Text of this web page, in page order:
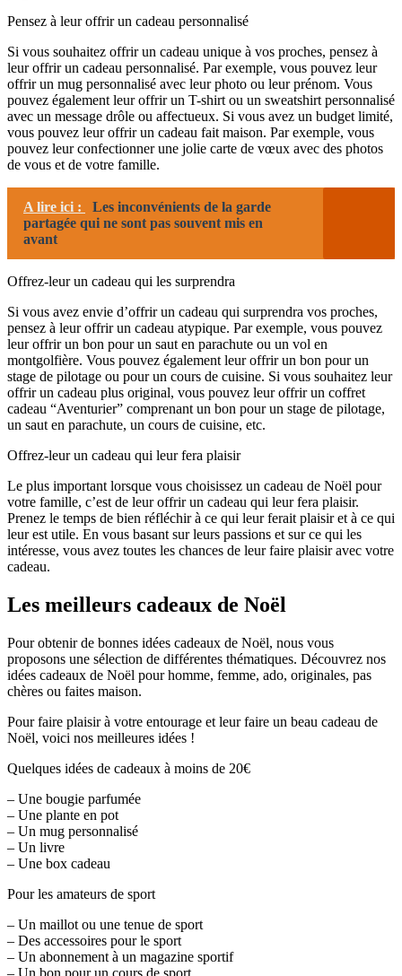
Pensez à leur offrir un cadeau personnalisé
Si vous souhaitez offrir un cadeau unique à vos proches, pensez à
leur offrir un cadeau personnalisé. Par exemple, vous pouvez leur
offrir un mug personnalisé avec leur photo ou leur prénom. Vous
pouvez également leur offrir un T-shirt ou un sweatshirt personnalisé
avec un message drôle ou affectueux. Si vous avez un budget limité,
vous pouvez leur offrir un cadeau fait maison. Par exemple, vous
pouvez leur confectionner une jolie carte de vœux avec des photos
de vous et de votre famille.
A lire ici :
Les inconvénients de la garde
partagée qui ne sont pas souvent mis en
avant
Offrez-leur un cadeau qui les surprendra
Si vous avez envie d’offrir un cadeau qui surprendra vos proches,
pensez à leur offrir un cadeau atypique. Par exemple, vous pouvez
leur offrir un bon pour un saut en parachute ou un vol en
montgolfière. Vous pouvez également leur offrir un bon pour un
stage de pilotage ou pour un cours de cuisine. Si vous souhaitez leur
offrir un cadeau plus original, vous pouvez leur offrir un coffret
cadeau “Aventurier” comprenant un bon pour un stage de pilotage,
un saut en parachute, un cours de cuisine, etc.
Offrez-leur un cadeau qui leur fera plaisir
Le plus important lorsque vous choisissez un cadeau de Noël pour
votre famille, c’est de leur offrir un cadeau qui leur fera plaisir.
Prenez le temps de bien réfléchir à ce qui leur ferait plaisir et à ce qui
leur est utile. En vous basant sur leurs passions et sur ce qui les
intéresse, vous avez toutes les chances de leur faire plaisir avec votre
cadeau.
Les meilleurs cadeaux de Noël
Pour obtenir de bonnes idées cadeaux de Noël, nous vous
proposons une sélection de différentes thématiques. Découvrez nos
idées cadeaux de Noël pour homme, femme, ado, originales, pas
chères ou faites maison.
Pour faire plaisir à votre entourage et leur faire un beau cadeau de
Noël, voici nos meilleures idées !
Quelques idées de cadeaux à moins de 20€
– Une bougie parfumée
– Une plante en pot
– Un mug personnalisé
– Un livre
– Une box cadeau
Pour les amateurs de sport
– Un maillot ou une tenue de sport
– Des accessoires pour le sport
– Un abonnement à un magazine sportif